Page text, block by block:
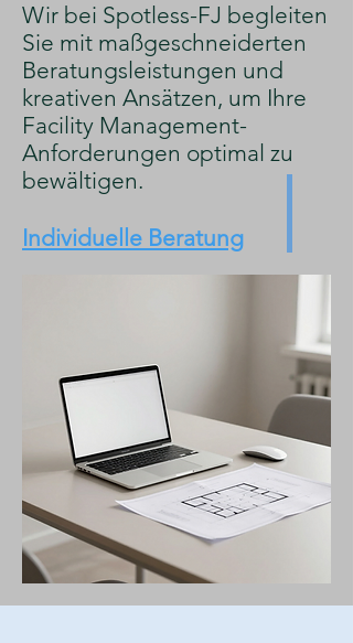
​Wir bei Spotless-FJ begleiten
Sie mit maßgeschneiderten
Beratungsleistungen und
kreativen Ansätzen, um Ihre
Facility Management-
Anforderungen optimal zu
bewältigen.
Individuelle Beratung